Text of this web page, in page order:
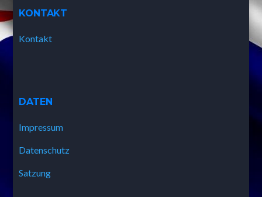
KONTAKT
Kontakt
DATEN
Impressum
Datenschutz
Satzung